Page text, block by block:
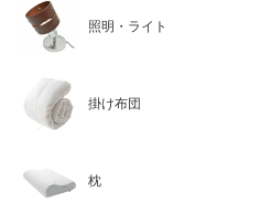
照明・ライト
掛け布団
枕